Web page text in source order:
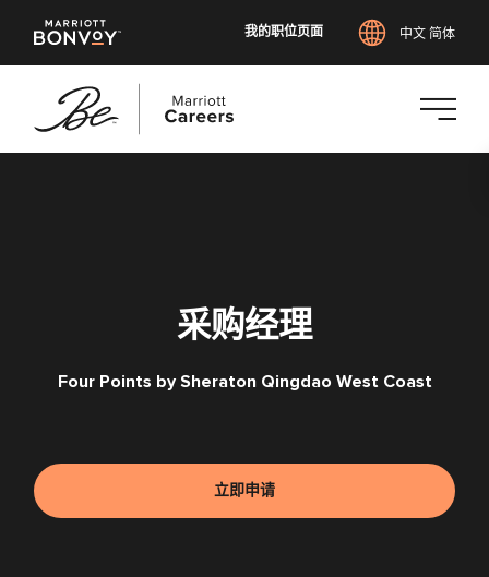
我的职位页面 中文 简体
采购经理
Four Points by Sheraton Qingdao West Coast
立即申请